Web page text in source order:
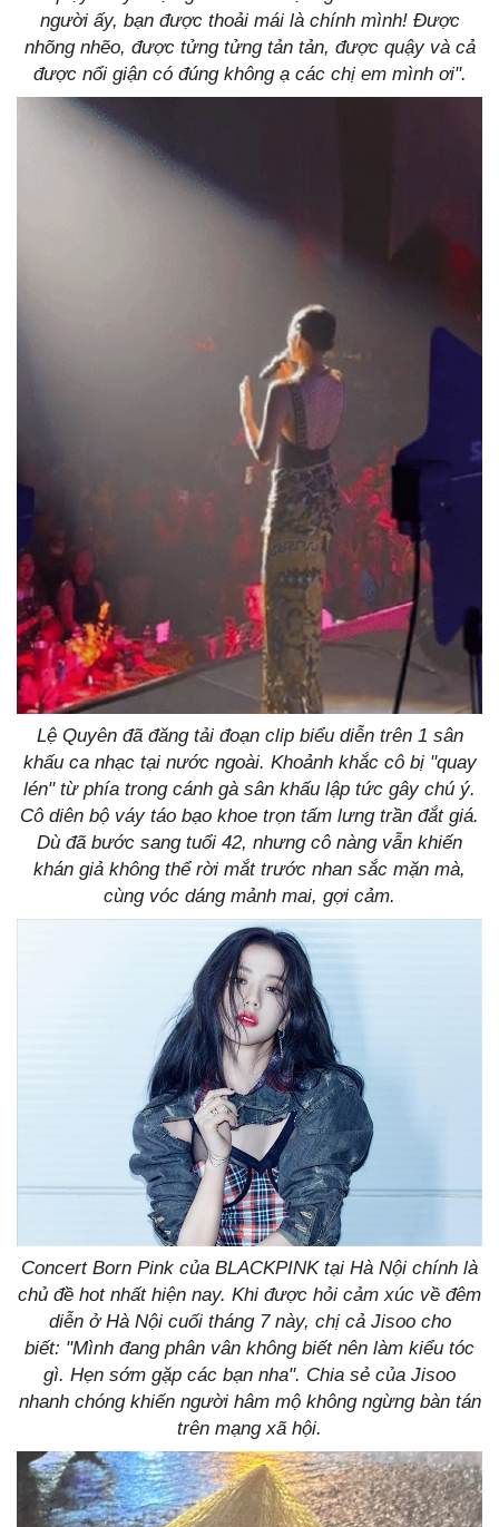
người ấy, bạn được thoải mái là chính mình! Được
nhõng nhẽo, được tửng tửng tản tản, được quậy và cả
được nổi giận có đúng không ạ các chị em mình ơi".
Lệ Quyên đã đăng tải đoạn clip biểu diễn trên 1 sân
khấu ca nhạc tại nước ngoài. Khoảnh khắc cô bị "quay
lén" từ phía trong cánh gà sân khấu lập tức gây chú ý.
Cô diên bộ váy táo bạo khoe trọn tấm lưng trần đắt giá.
Dù đã bước sang tuổi 42, nhưng cô nàng vẫn khiến
khán giả không thể rời mắt trước nhan sắc mặn mà,
cùng vóc dáng mảnh mai, gợi cảm.
Concert Born Pink của BLACKPINK tại Hà Nội chính là
chủ đề hot nhất hiện nay. Khi được hỏi cảm xúc về đêm
diễn ở Hà Nội cuối tháng 7 này, chị cả Jisoo cho
biết: "Mình đang phân vân không biết nên làm kiểu tóc
gì. Hẹn sớm gặp các bạn nha". Chia sẻ của Jisoo
nhanh chóng khiến người hâm mộ không ngừng bàn tán
trên mạng xã hội.